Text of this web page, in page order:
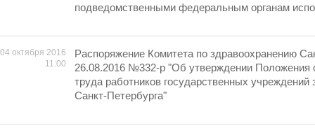
подведомственными федеральным органам
04 октября 2016
11:00
Распоряжение Комитета по здравоохранению
26.08.2016 №332-р "Об утверждении Положения
труда работников государственных учреждений
Санкт-Петербурга"